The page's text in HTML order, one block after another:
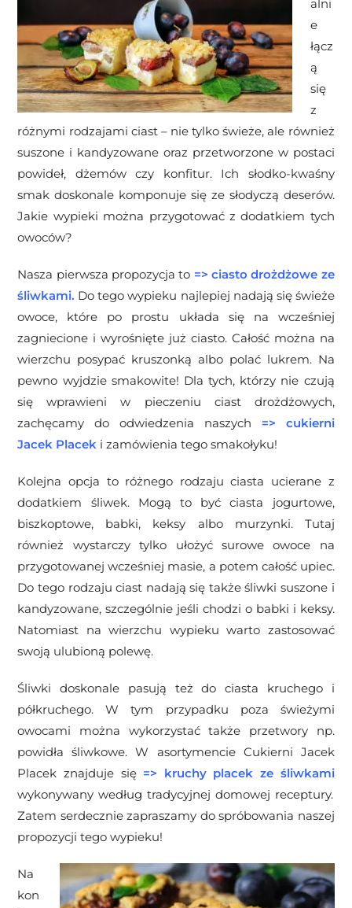
alni
e
łącz
ą
się
z
różnymi rodzajami ciast – nie tylko świeże, ale również
suszone i kandyzowane oraz przetworzone w postaci
powideł, dżemów czy konfitur. Ich słodko-kwaśny
smak doskonale komponuje się ze słodyczą deserów.
Jakie wypieki można przygotować z dodatkiem tych
owoców?
Nasza pierwsza propozycja to => ciasto drożdżowe ze
śliwkami. Do tego wypieku najlepiej nadają się świeże
owoce, które po prostu układa się na wcześniej
zagniecione i wyrośnięte już ciasto. Całość można na
wierzchu posypać kruszonką albo polać lukrem. Na
pewno wyjdzie smakowite! Dla tych, którzy nie czują
się wprawieni w pieczeniu ciast drożdżowych,
zachęcamy do odwiedzenia naszych => cukierni
Jacek Placek i zamówienia tego smakołyku!
Kolejna opcja to różnego rodzaju ciasta ucierane z
dodatkiem śliwek. Mogą to być ciasta jogurtowe,
biszkoptowe, babki, keksy albo murzynki. Tutaj
również wystarczy tylko ułożyć surowe owoce na
przygotowanej wcześniej masie, a potem całość upiec.
Do tego rodzaju ciast nadają się także śliwki suszone i
kandyzowane, szczególnie jeśli chodzi o babki i keksy.
Natomiast na wierzchu wypieku warto zastosować
swoją ulubioną polewę.
Śliwki doskonale pasują też do ciasta kruchego i
półkruchego. W tym przypadku poza świeżymi
owocami można wykorzystać także przetwory np.
powidła śliwkowe. W asortymencie Cukierni Jacek
Placek znajduje się => kruchy placek ze śliwkami
wykonywany według tradycyjnej domowej receptury.
Zatem serdecznie zapraszamy do spróbowania naszej
propozycji tego wypieku!
Na
kon